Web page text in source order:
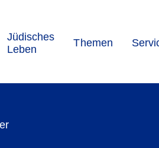
Jüdisches
Leben
Themen